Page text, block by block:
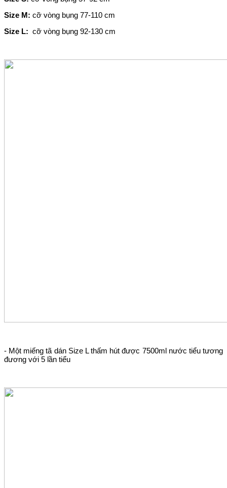
Size M: cỡ vòng bụng 77-110 cm
Size L: cỡ vòng bụng 92-130 cm
- Một miếng tã dán Size L thấm hút được 7500ml nước tiểu tương
đương với 5 lần tiểu